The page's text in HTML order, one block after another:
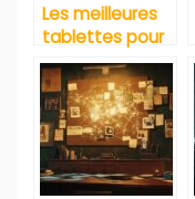
Les meilleures
tablettes pour
étudiants :
tendances et
choix actuels